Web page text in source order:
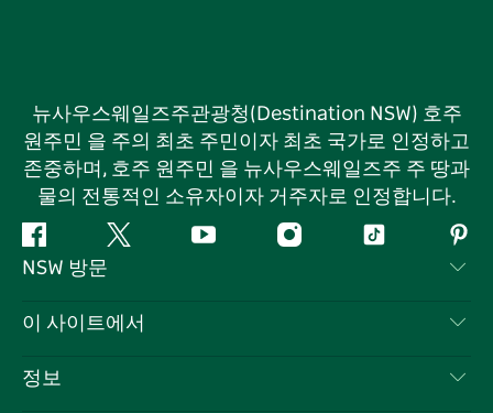
뉴사우스웨일즈주관광청(Destination NSW) 호주
원주민 을 주의 최초 주민이자 최초 국가로 인정하고
존중하며, 호주 원주민 을 뉴사우스웨일즈주 주 땅과
물의 전통적인 소유자이자 거주자로 인정합니다.
페
이
북
지
다
유
인
틱
핀
터
스
NSW 방문
문의하기
이 사이트에서
목적지
정보